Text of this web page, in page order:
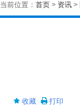
当前位置： 首页 > 资讯 >
收藏 打印